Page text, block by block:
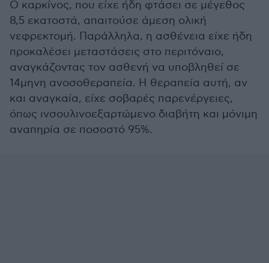
Ο καρκίνος, που είχε ήδη φτάσει σε μέγεθος
8,5 εκατοστά, απαιτούσε άμεση ολική
νεφρεκτομή. Παράλληλα, η ασθένεια είχε ήδη
προκαλέσει μεταστάσεις στο περιτόναιο,
αναγκάζοντας τον ασθενή να υποβληθεί σε
14μηνη ανοσοθεραπεία. Η θεραπεία αυτή, αν
και αναγκαία, είχε σοβαρές παρενέργειες,
όπως ινσουλινοεξαρτώμενο διαβήτη και μόνιμη
αναπηρία σε ποσοστό 95%.